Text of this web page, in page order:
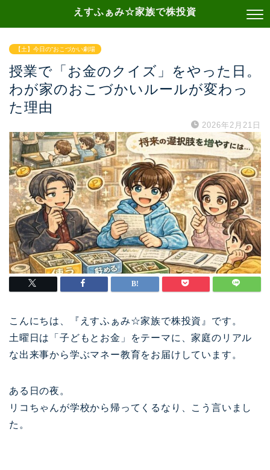
えすふぁみ☆家族で株投資
【土】今日の“おこづかい劇場
授業で「お金のクイズ」をやった日。
わが家のおこづかいルールが変わっ
た理由
2026年2月21日
こんにちは、『えすふぁみ☆家族で株投資』です。
土曜日は「子どもとお金」をテーマに、家庭のリアル
な出来事から学ぶマネー教育をお届けしています。
ある日の夜。
リコちゃんが学校から帰ってくるなり、こう言いまし
た。